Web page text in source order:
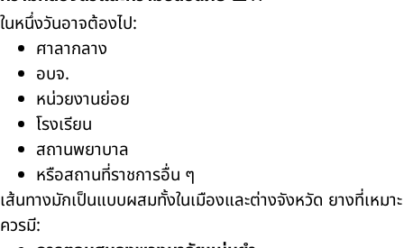
ในหนึ่งวันอาจต้องไป:
ศาลากลาง
อบจ.
หน่วยงานย่อย
โรงเรียน
สถานพยาบาล
หรือสถานที่ราชการอื่น ๆ
เส้นทางมักเป็นแบบผสมทั้งในเมืองและต่างจังหวัด ยางที่เหมาะ
ควรมี: